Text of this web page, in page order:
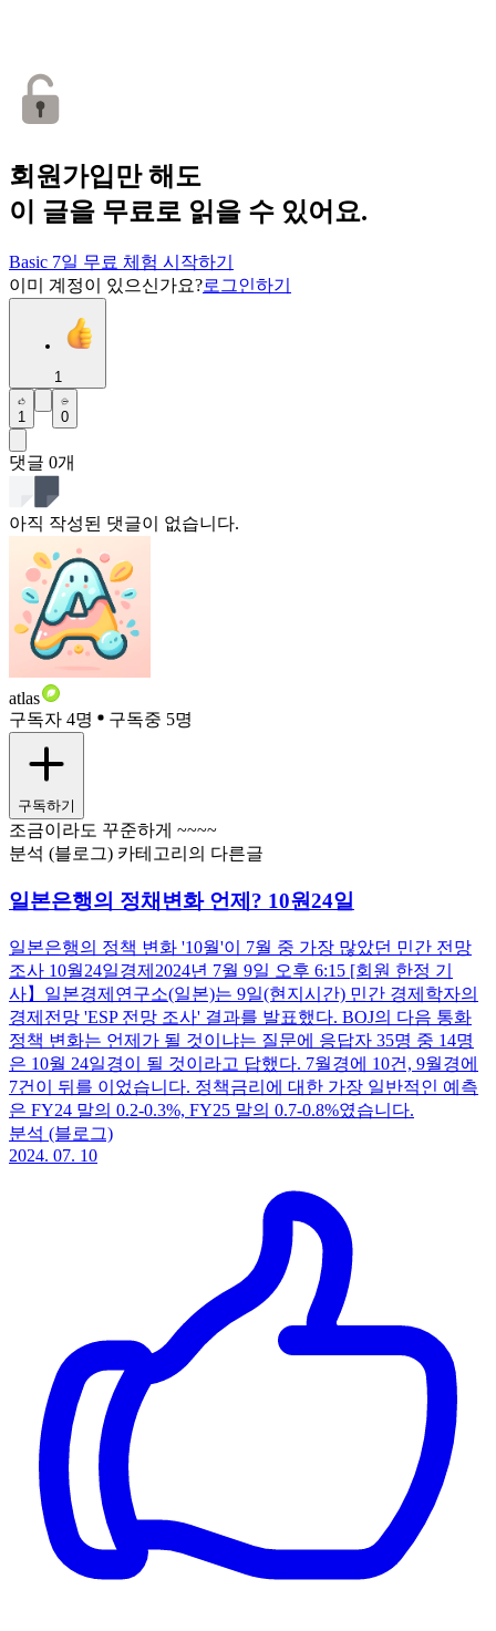
회원가입만 해도
이 글을 무료로 읽을 수 있어요.
Basic 7일 무료 체험 시작하기
이미 계정이 있으신가요?로그인하기
1
1 0
댓글 0개
아직 작성된 댓글이 없습니다.
atlas
구독자 4명
구독중 5명
구독하기
조금이라도 꾸준하게 ~~~~
분석 (블로그) 카테고리의 다른글
일본은행의 정채변화 언제? 10원24일
일본은행의 정책 변화 '10월'이 7월 중 가장 많았던 민간 전망
조사 10월24일경제2024년 7월 9일 오후 6:15 [회원 한정 기
사】일본경제연구소(일본)는 9일(현지시간) 민간 경제학자의
경제전망 'ESP 전망 조사' 결과를 발표했다. BOJ의 다음 통화
정책 변화는 언제가 될 것이냐는 질문에 응답자 35명 중 14명
은 10월 24일경이 될 것이라고 답했다. 7월경에 10건, 9월경에
7건이 뒤를 이었습니다. 정책금리에 대한 가장 일반적인 예측
은 FY24 말의 0.2-0.3%, FY25 말의 0.7-0.8%였습니다.
분석 (블로그)
2024. 07. 10